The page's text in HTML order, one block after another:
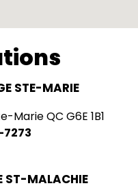
STE-MARIE
Marie QC G6E 1B1
7273
ST-MALACHIE